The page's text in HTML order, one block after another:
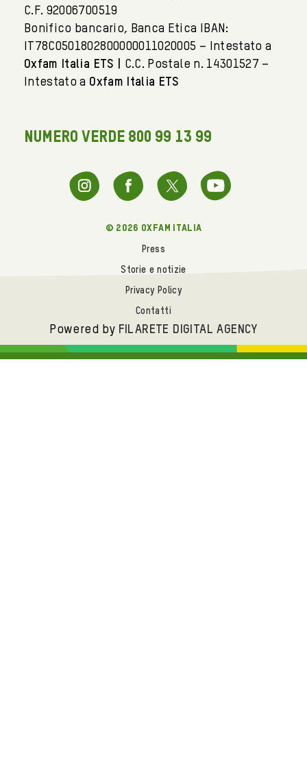
C.F. 92006700519
Bonifico bancario, Banca Etica IBAN:
IT78C0501802800000011020005 – Intestato a
Oxfam Italia ETS | C.C. Postale n. 14301527 –
Intestato a Oxfam Italia ETS
NUMERO VERDE 800 99 13 99
© 2026 oxfam italia
Press
Storie e notizie
Privacy Policy
Contatti
Powered by FILARETE DIGITAL AGENCY